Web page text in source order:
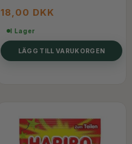
18,00 DKK
I Lager
LÄGG TILL VARUKORGEN